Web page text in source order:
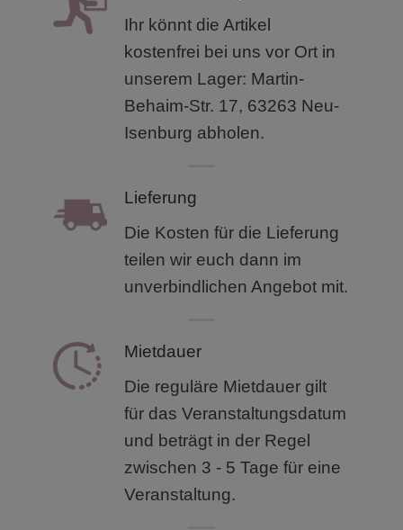
Ihr könnt die Artikel
kostenfrei bei uns vor Ort in
unserem Lager: Martin-
Behaim-Str. 17, 63263 Neu-
Isenburg abholen.
Lieferung
Die Kosten für die Lieferung
teilen wir euch dann im
unverbindlichen Angebot mit.
Mietdauer
Die reguläre Mietdauer gilt
für das Veranstaltungsdatum
und beträgt in der Regel
zwischen 3 - 5 Tage für eine
Veranstaltung.